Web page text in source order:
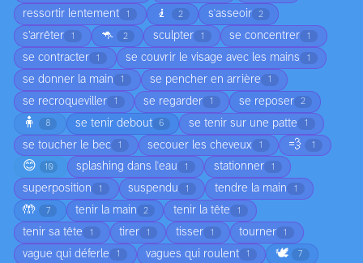
ressortir lentement 1 🧎 2 s'asseoir 2
s’arrêter 1 🦘 2 sculpter 1 se concentrer 1
se contracter 1 se couvrir le visage avec les mains 1
se donner la main 1 se pencher en arrière 1
se recroqueviller 1 se regarder 1 se reposer 2
🧍 8 se tenir debout 6 se tenir sur une patte 1
se toucher le bec 1 secouer les cheveux 1 💨 1
😊 10 splashing dans l'eau 1 stationner 1
superposition 1 suspendu 1 tendre la main 1
🤲 7 tenir la main 2 tenir la tête 1
tenir sa tête 1 tirer 1 tisser 1 tourner 1
vague qui déferle 1 vagues qui roulent 1 🕊️ 7